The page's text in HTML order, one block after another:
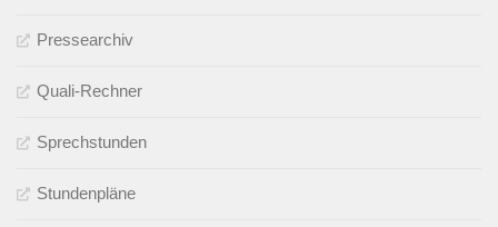
Pressearchiv
Quali-Rechner
Sprechstunden
Stundenpläne